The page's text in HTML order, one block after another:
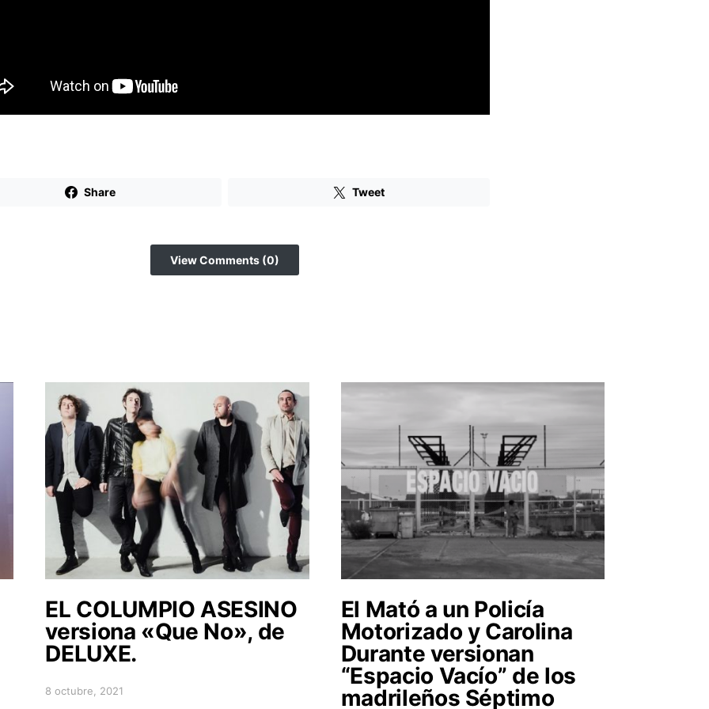
Share Tweet
View Comments (0)
EL COLUMPIO ASESINO
versiona «Que No», de
DELUXE.
Posted on
8 octubre, 2021
El Mató a un Policía
Motorizado y Carolina
Durante versionan
“Espacio Vacío” de los
madrileños Séptimo